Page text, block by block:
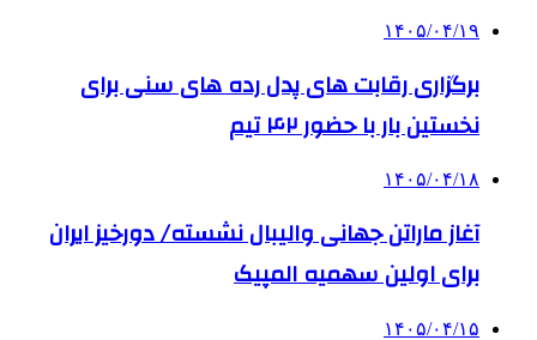
۱۴۰۵/۰۴/۱۹
برگزاری رقابت های پدل رده های سنی برای
نخستین بار با حضور ۴۲ تیم
۱۴۰۵/۰۴/۱۸
آغاز ماراتن جهانی والیبال نشسته/ دورخیز ایران
برای اولین سهمیه المپیک
۱۴۰۵/۰۴/۱۵